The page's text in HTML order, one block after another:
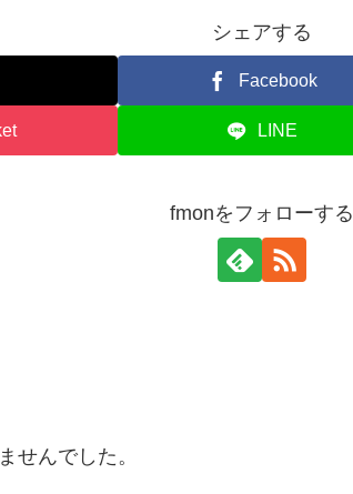
シェアする
Facebook
LINE
fmonをフォローする
せんでした。